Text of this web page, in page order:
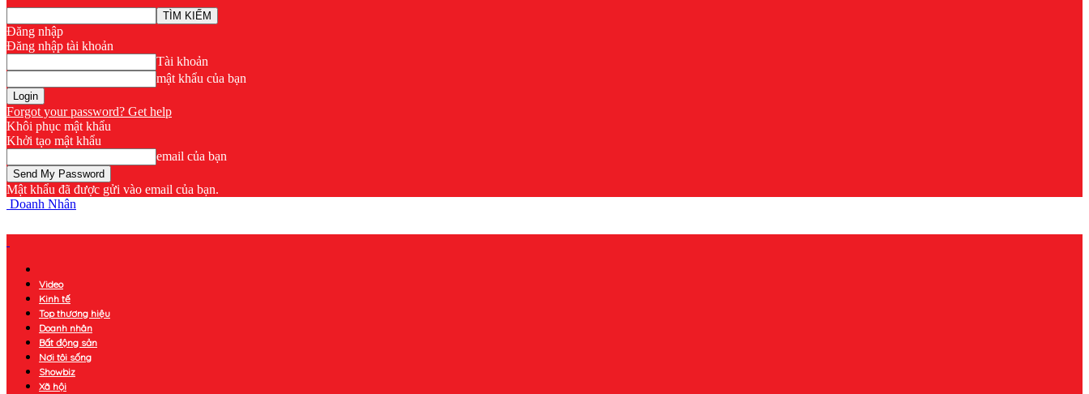
Đăng nhập
Đăng nhập tài khoản
Tài khoản
mật khẩu của bạn
Forgot your password? Get help
Khôi phục mật khẩu
Khởi tạo mật khẩu
email của bạn
Mật khẩu đã được gửi vào email của bạn.
Doanh Nhân
Video
Kinh tế
Top thương hiệu
Doanh nhân
Bất động sản
Nơi tôi sống
Showbiz
Xã hội